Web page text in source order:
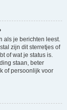
als je berichten leest.
zijn dit sterretjes of
of wat je status is.
staan, beter
of persoonlijk voor